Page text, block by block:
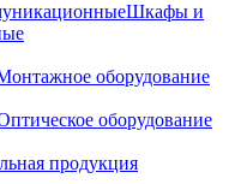
Шкафы и
оборудование
оборудование
продукция